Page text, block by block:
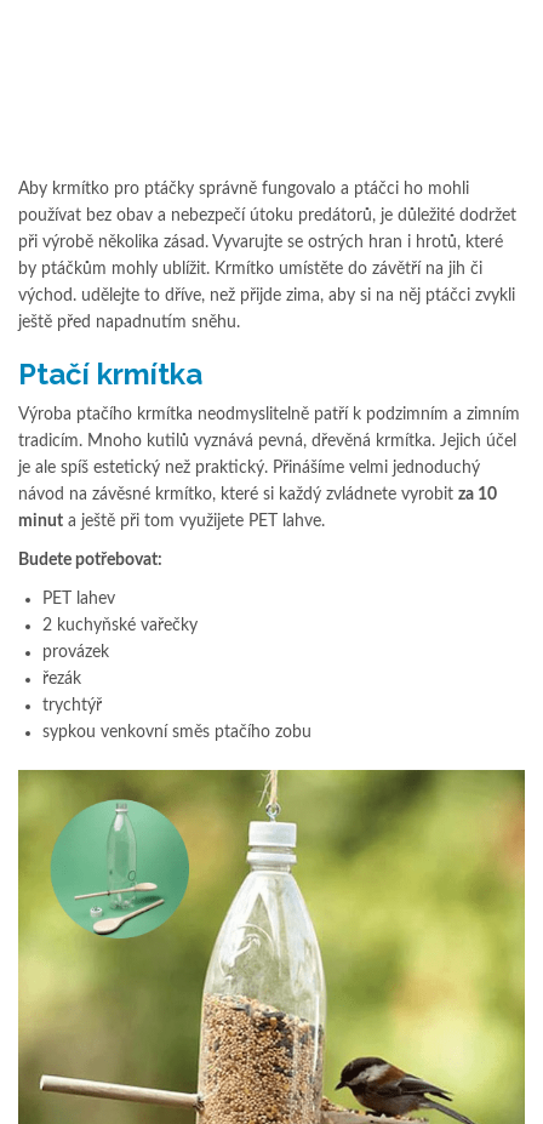
Aby krmítko pro ptáčky správně fungovalo a ptáčci ho mohli
používat bez obav a nebezpečí útoku predátorů, je důležité dodržet
při výrobě několika zásad. Vyvarujte se ostrých hran i hrotů, které
by ptáčkům mohly ublížit. Krmítko umístěte do závětří na jih či
východ. udělejte to dříve, než přijde zima, aby si na něj ptáčci zvykli
ještě před napadnutím sněhu.
Ptačí krmítka
Výroba ptačího krmítka neodmyslitelně patří k podzimním a zimním
tradicím. Mnoho kutilů vyznává pevná, dřevěná krmítka. Jejich účel
je ale spíš estetický než praktický. Přinášíme velmi jednoduchý
návod na závěsné krmítko, které si každý zvládnete vyrobit za 10
minut a ještě při tom využijete PET lahve.
Budete potřebovat:
PET lahev
2 kuchyňské vařečky
provázek
řezák
trychtýř
sypkou venkovní směs ptačího zobu